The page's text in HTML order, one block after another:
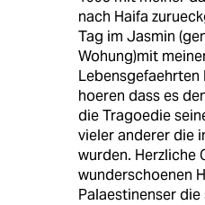
nach Haifa
Tag im Jasmin
Wohung)mit
Lebensgefaehrten
hoeren dass es
die Tragoedie
vieler anderer die
wurden. Herzliche
wunderschoenen
Palaestinenser